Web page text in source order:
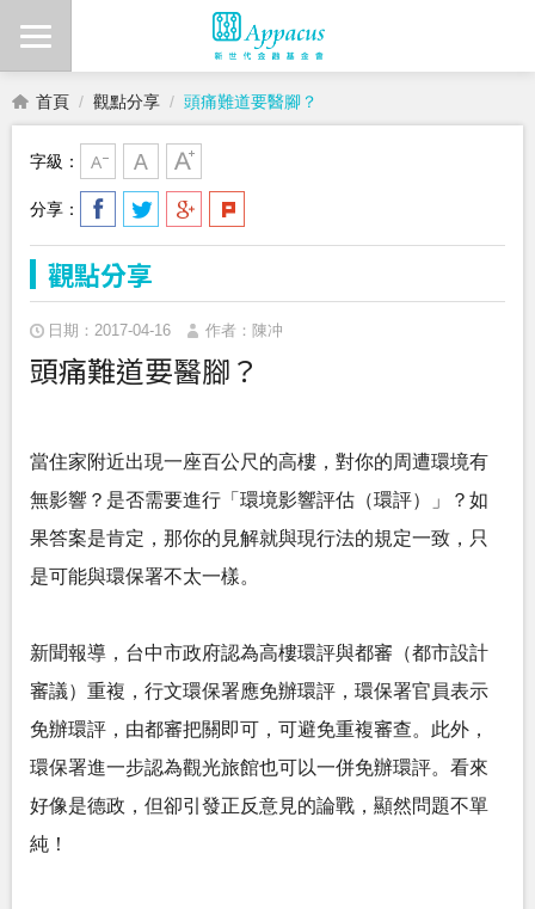
首頁 觀點分享 頭痛難道要醫腳？
字級：
分享：
觀點分享
日期：2017-04-16 作者：陳冲
頭痛難道要醫腳？
當住家附近出現一座百公尺的高樓，對你的周遭環境有
無影響？是否需要進行「環境影響評估（環評）」？如
果答案是肯定，那你的見解就與現行法的規定一致，只
是可能與環保署不太一樣。
新聞報導，台中市政府認為高樓環評與都審（都市設計
審議）重複，行文環保署應免辦環評，環保署官員表示
免辦環評，由都審把關即可，可避免重複審查。此外，
環保署進一步認為觀光旅館也可以一併免辦環評。看來
好像是德政，但卻引發正反意見的論戰，顯然問題不單
純！